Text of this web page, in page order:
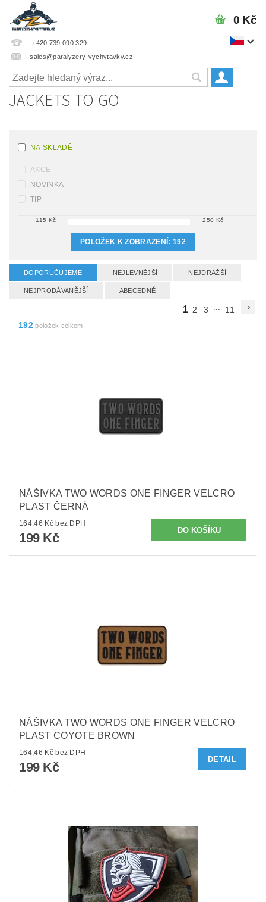
+420 739 090 329
sales@paralyzery-vychytavky.cz
0 Kč
JACKETS TO GO
NA SKLADĚ
AKCE
NOVINKA
TIP
115 Kč 250 Kč
POLOŽEK K ZOBRAZENÍ: 192
DOPORUČUJEME NEJLEVNĚJŠÍ NEJDRAŽŠÍ
NEJPRODÁVANĚJŠÍ ABECEDNĚ
1 2 3 ...
11
192položek celkem
NÁŠIVKA TWO WORDS ONE FINGER VELCRO
PLAST ČERNÁ
164,46 Kč bez DPH
199 Kč
NÁŠIVKA TWO WORDS ONE FINGER VELCRO
PLAST COYOTE BROWN
164,46 Kč bez DPH
199 Kč
DETAIL